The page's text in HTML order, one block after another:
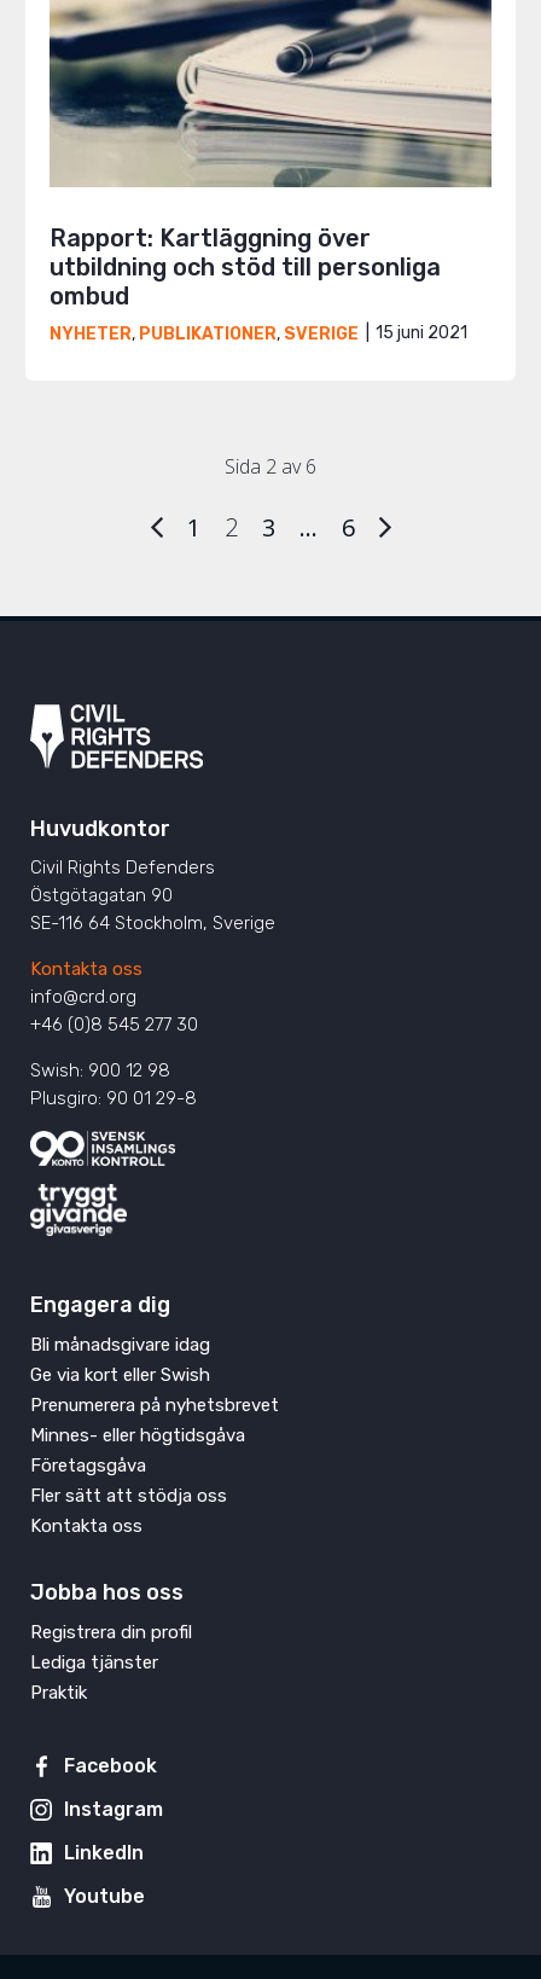
Rapport: Kartläggning över
utbildning och stöd till personliga
ombud
NYHETER, PUBLIKATIONER, SVERIGE 15 juni 2021
Sida 2 av 6
1 2 3 … 6
Huvudkontor
Civil Rights Defenders
Östgötagatan 90
SE-116 64 Stockholm, Sverige
Kontakta oss
info@crd.org
+46 (0)8 545 277 30
Swish: 900 12 98
Plusgiro: 90 01 29-8
Engagera dig
Bli månadsgivare idag
Ge via kort eller Swish
Prenumerera på nyhetsbrevet
Minnes- eller högtidsgåva
Företagsgåva
Fler sätt att stödja oss
Kontakta oss
Jobba hos oss
Registrera din profil
Lediga tjänster
Praktik
Facebook
Instagram
LinkedIn
Youtube